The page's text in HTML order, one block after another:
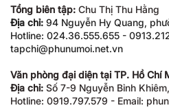
Tổng biên tập: Chu Thị Thu Hằng
Địa chỉ: 94 Nguyễn Hy Quang,
Hotline: 024.36.555.655 -
tapchi@phunumoi.net.vn
Văn phòng đại diện tại TP. Hồ Chí
Địa chỉ: Số 7-9 Nguyễn Bỉnh
Hotline: 0919.797.579 - Email: